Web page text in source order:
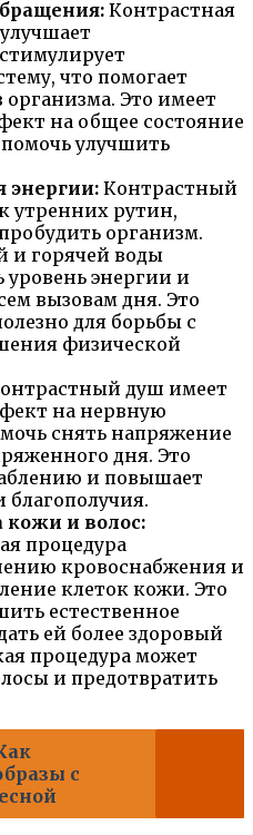
Контрастная
что помогает
Это имеет
на общее состояние
улучшить
энергии: Контрастный
утренних рутин,
организм.
и горячей воды
уровень энергии и
вызовам дня. Это
для борьбы с
физической
душ имеет
на нервную
снять напряжение
дня. Это
и повышает
и волос:
процедура
кровоснабжения и
клеток кожи. Это
естественное
ей более здоровый
процедура может
и предотвратить
с